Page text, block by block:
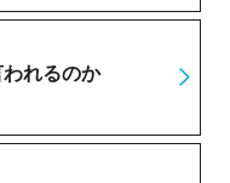
れるのか